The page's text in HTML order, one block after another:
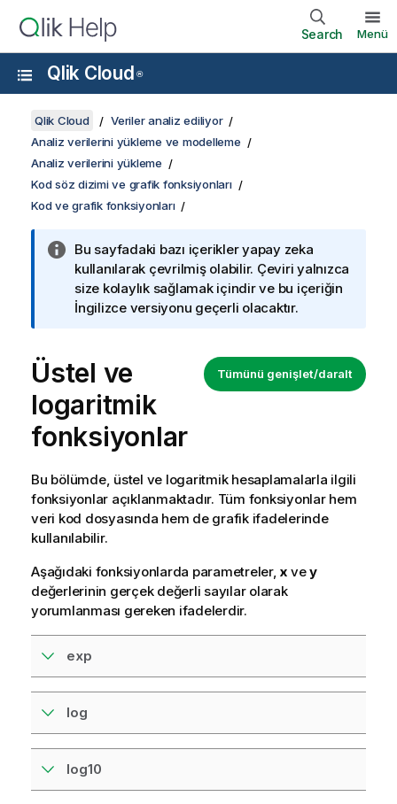
Search Menü
Qlik Cloud ®
Qlik Cloud
Veriler analiz ediliyor
Analiz verilerini yükleme ve modelleme
Analiz verilerini yükleme
Kod söz dizimi ve grafik fonksiyonları
Kod ve grafik fonksiyonları
Bu sayfadaki bazı içerikler yapay zeka
kullanılarak çevrilmiş olabilir. Çeviri yalnızca
size kolaylık sağlamak içindir ve bu içeriğin
İngilizce versiyonu geçerli olacaktır.
Tümünü genişlet/daralt
Üstel ve
logaritmik
fonksiyonlar
Bu bölümde, üstel ve logaritmik hesaplamalarla ilgili
fonksiyonlar açıklanmaktadır. Tüm fonksiyonlar hem
veri kod dosyasında hem de grafikifadelerinde
kullanılabilir.
Aşağıdaki fonksiyonlarda parametreler,x vey
değerlerinin gerçek değerli sayılar olarak
yorumlanması gereken ifadelerdir.
exp
log
log10